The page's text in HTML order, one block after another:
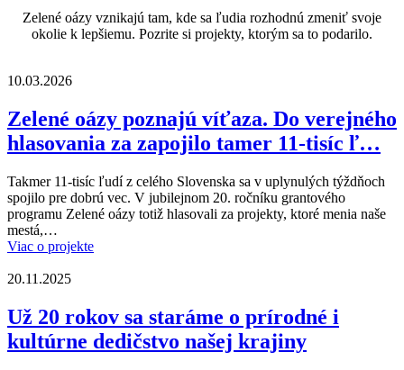
Zelené oázy vznikajú tam, kde sa ľudia rozhodnú zmeniť svoje
okolie k lepšiemu. Pozrite si projekty, ktorým sa to podarilo.
10.03.2026
Zelené oázy poznajú víťaza. Do verejného
hlasovania za zapojilo tamer 11-tisíc ľ…
Takmer 11-tisíc ľudí z celého Slovenska sa v uplynulých týždňoch
spojilo pre dobrú vec. V jubilejnom 20. ročníku grantového
programu Zelené oázy totiž hlasovali za projekty, ktoré menia naše
mestá,…
Viac o projekte
20.11.2025
Už 20 rokov sa staráme o prírodné i
kultúrne dedičstvo našej krajiny